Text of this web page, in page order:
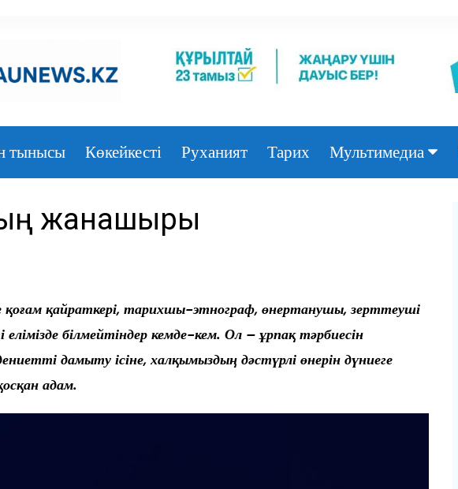
тынысы Көкейкесті Руханият Тарих Мультимедиа
жанашыры
қайраткері, тарихшы-этнограф, өнертанушы, зерттеуші
елімізде білмейтіндер кемде-кем. Ол – ұрпақ тәрбиесін
дамыту ісіне, халқымыздың дәстүрлі өнерін дүниеге
адам.